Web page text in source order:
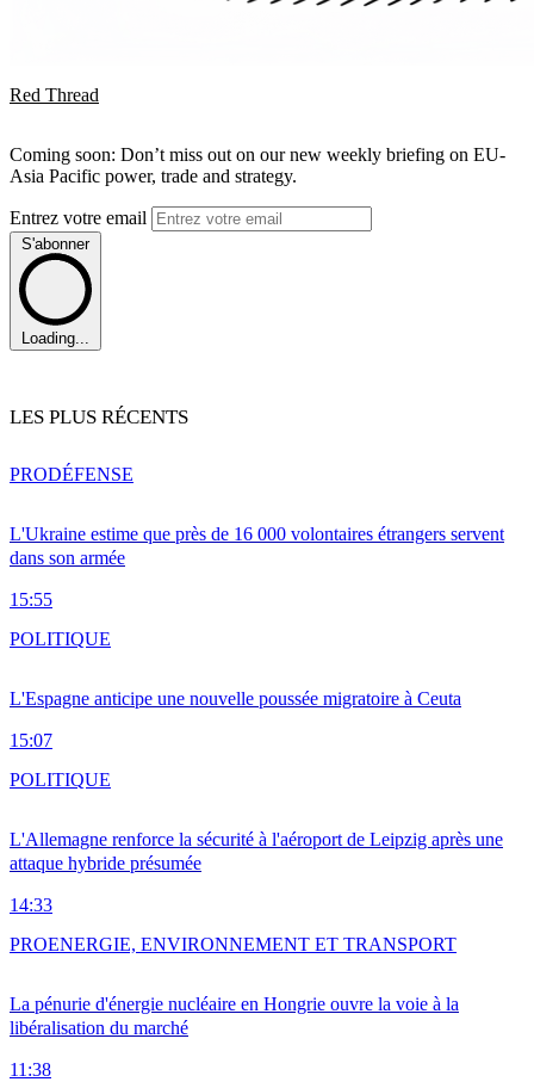
Red Thread
Coming soon: Don’t miss out on our new weekly briefing on EU-
Asia Pacific power, trade and strategy.
Entrez votre email
S'abonner
Loading...
LES PLUS RÉCENTS
L'Ukraine estime que près de 16 000 volontaires étrangers servent
dans son armée
15:55
PRODÉFENSE
L'Espagne anticipe une nouvelle poussée migratoire à Ceuta
15:07
POLITIQUE
L'Allemagne renforce la sécurité à l'aéroport de Leipzig après une
attaque hybride présumée
14:33
POLITIQUE
La pénurie d'énergie nucléaire en Hongrie ouvre la voie à la
libéralisation du marché
11:38
PROENERGIE, ENVIRONNEMENT ET TRANSPORT